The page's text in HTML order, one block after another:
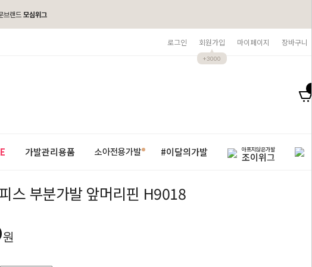
브랜드 모심위그
로그인 회원가입
+3000
마이페이지 장바구니
가발관리용품 소아전용가발 #이달의가발 아프지않은가발
조이위그
스 부분가발 앞머리핀 H9018
원